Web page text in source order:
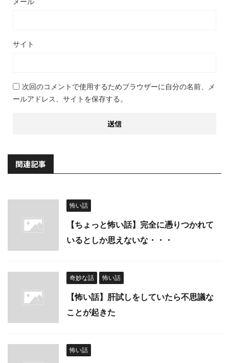
サイト
次回のコメントで使用するためブラウザーに自分の名前、メ
ールアドレス、サイトを保存する。
関連記事
怖い話
【ちょっと怖い話】完全に憑りつかれて
いるとしか思えないな・・・
奇妙な話 怖い話
【怖い話】肝試しをしていたら不思議な
ことが起きた
怖い話